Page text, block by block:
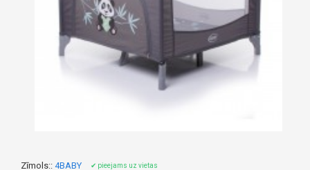
Zīmols:: 4BABY ✔ pieejams uz vietas